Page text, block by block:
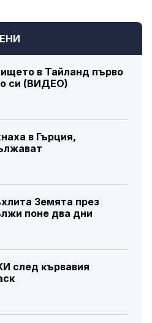
в Тайланд първо
си (ВИДЕО)
в Гърция,
Земята през
поне два дни
след кървавия